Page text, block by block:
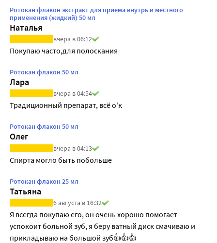
Ротокан флакон экстракт для приема внутрь и местного
применения (жидкий) 50 мл
Наталья
вчера в 06:12
Покупаю часто,для полоскания
Ротокан флакон 50 мл
Лара
вчера в 04:54
Традиционный препарат, всё о'к
Ротокан флакон 50 мл
Олег
вчера в 04:13
Спирта могло быть побольше
Ротокан флакон 25 мл
Татьяна
6 августа в 16:32
Я всегда покупаю его, он очень хорошо помогает
успокоит больной зуб, я беру ватный диск смачиваю и
прикладываю на большой зуб👍👍👍